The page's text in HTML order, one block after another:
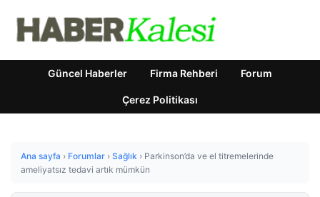
Güncel Haberler Firma Rehberi Forum
Çerez Politikası
Ana sayfa › Forumlar › Sağlık › Parkinson’da ve el titremelerinde
ameliyatsız tedavi artık mümkün